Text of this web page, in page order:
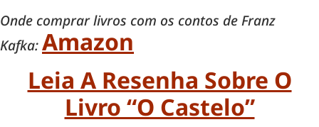
Onde comprar livros com os contos de Franz
Kafka:Amazon
Leia A Resenha Sobre O
Livro “O Castelo”